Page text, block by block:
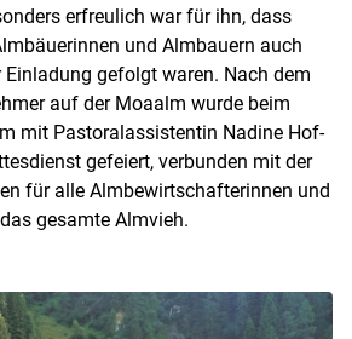
erfreulich war für ihn, dass
und Almbauern auch
Einladung gefolgt waren. Nach dem
auf der Moaalm wurde beim
mit Pastoralassistentin Nadine Hof-
gefeiert, verbunden mit der
für alle Almbewirtschafterinnen und
gesamte Almvieh.